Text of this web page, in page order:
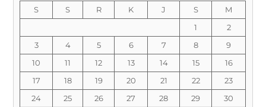
S
S R K J S
M
1
2
3
4 5 6 7 8
9
10
11 12 13 14 15
16
17
18 19 20 21 22
23
24
25 26 27 28 29
30